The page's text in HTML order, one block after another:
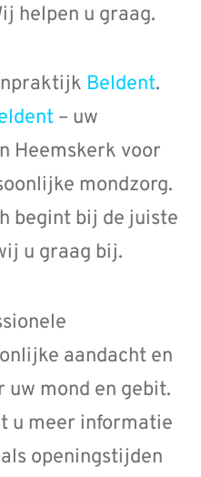
helpen u graag.
Beldent.
– uw
Heemskerk voor
mondzorg.
begint bij de juiste
u graag bij.
aandacht en
uw mond en gebit.
u meer informatie
openingstijden